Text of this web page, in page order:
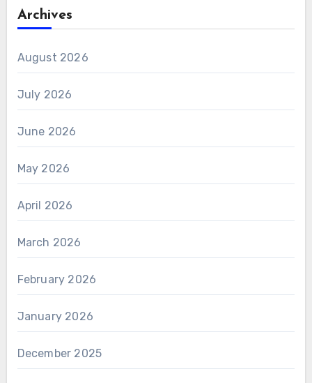
Archives
August 2026
July 2026
June 2026
May 2026
April 2026
March 2026
February 2026
January 2026
December 2025